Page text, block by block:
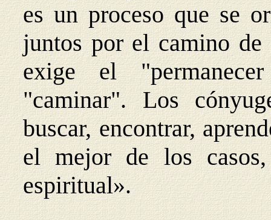
es un proceso que se
juntos por el camino
exige el
"caminar". Los
buscar, encontrar,
el mejor de los
espiritual».